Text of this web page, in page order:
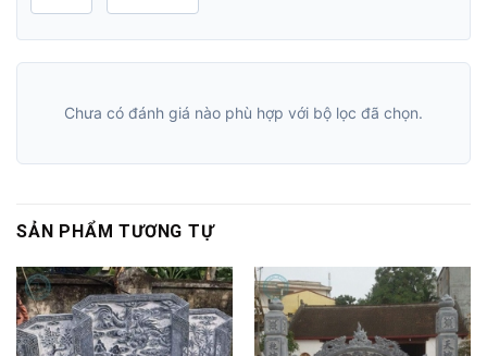
Chưa có đánh giá nào phù hợp với bộ lọc đã chọn.
SẢN PHẨM TƯƠNG TỰ